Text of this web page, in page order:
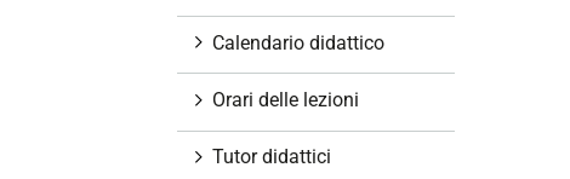
Calendario didattico
Orari delle lezioni
Tutor didattici